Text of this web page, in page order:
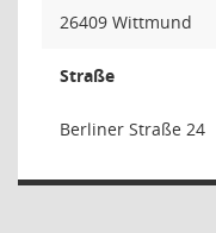
26409 Wittmund
Straße
Berliner Straße 24